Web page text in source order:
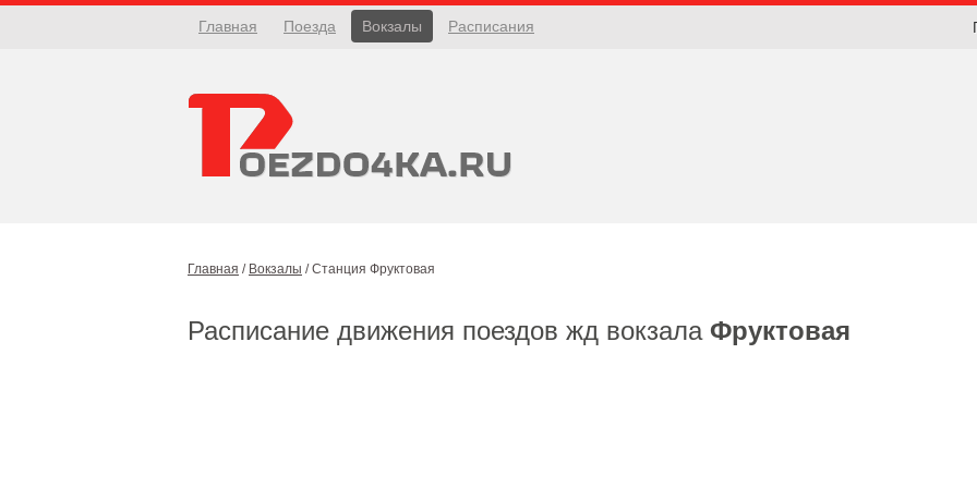
Главная Поезда Вокзалы Расписания
Главная / Вокзалы /Станция Фруктовая
Расписание движения поездов жд вокзала Фруктовая